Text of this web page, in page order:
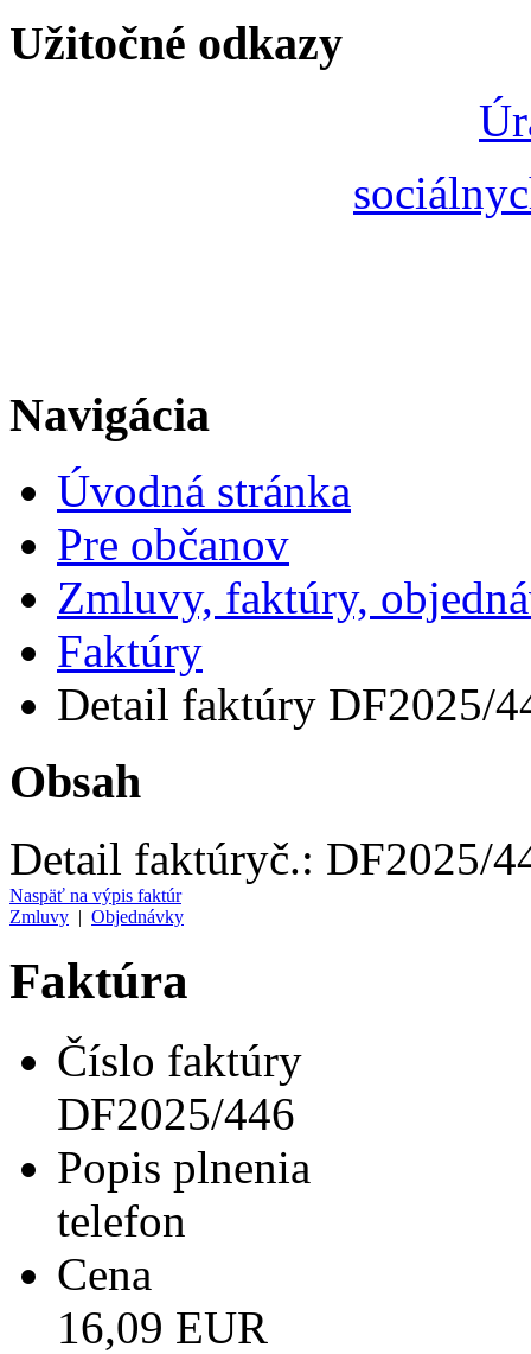
Užitočné odkazy
Navigácia
Úvodná stránka
Pre občanov
Zmluvy, faktúry,
Faktúry
Detail faktúry DF2025/
Obsah
Detail faktúryč.: DF2025/
Naspäť na výpis faktúr
Zmluvy | Objednávky
Faktúra
Číslo faktúry
DF2025/446
Popis plnenia
telefon
Cena
16,09 EUR